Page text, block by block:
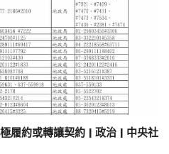
履約或轉讓契約 | 政治 | 中央社